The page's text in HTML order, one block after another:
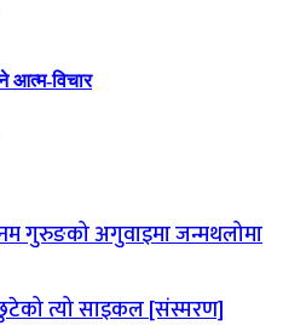
आत्म-विचार
गुरुङको अगुवाइमा जन्मथलोमा
त्यो साइकल [संस्मरण]